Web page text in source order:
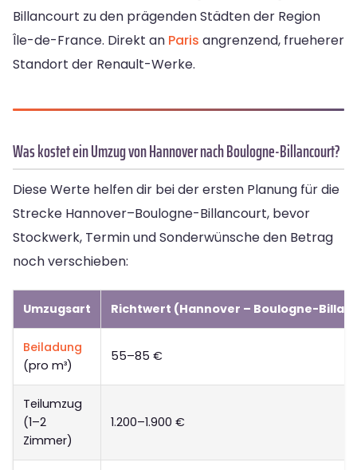
Billancourt zu den prägenden Städten der Region
Île-de-France. Direkt an Paris angrenzend, frueherer
Standort der Renault-Werke.
Was kostet ein Umzug von Hannover nach Boulogne-Billancourt?
Diese Werte helfen dir bei der ersten Planung für die
Strecke Hannover–Boulogne-Billancourt, bevor
Stockwerk, Termin und Sonderwünsche den Betrag
noch verschieben:
Umzugsart Richtwert (Hannover – Boulogne-
Beiladung
(pro m³)
55–85 €
Teilumzug
(1–2
Zimmer)
1.200–1.900 €